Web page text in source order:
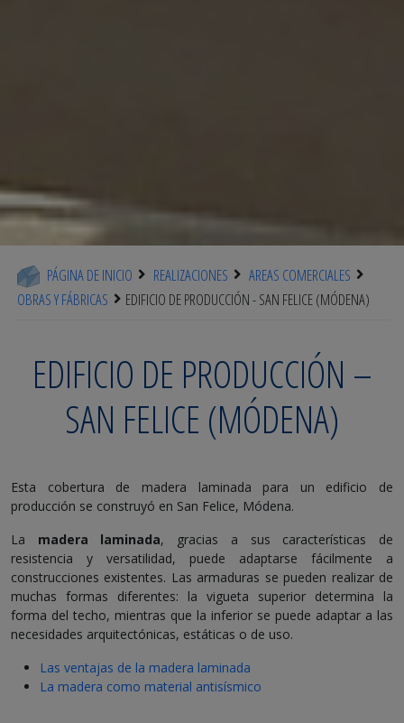
PÁGINA DE INICIO REALIZACIONES
AREAS COMERCIALES
OBRAS Y FÁBRICAS
EDIFICIO DE PRODUCCIÓN - SAN FELICE (MÓDENA)
EDIFICIO DE PRODUCCIÓN –
SAN FELICE (MÓDENA)
Esta cobertura de madera laminada para un edificio de
producción se construyó en San Felice, Módena.
La madera laminada, gracias a sus características de
resistencia y versatilidad, puede adaptarse fácilmente a
construcciones existentes. Las armaduras se pueden realizar de
muchas formas diferentes: la vigueta superior determina la
forma del techo, mientras que la inferior se puede adaptar a las
necesidades arquitectónicas, estáticas o de uso.
Las ventajas de la madera laminada
La madera como material antisísmico